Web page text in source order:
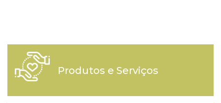
Produtos e Serviços